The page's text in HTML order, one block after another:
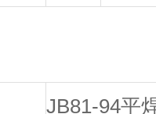
JB81-94平